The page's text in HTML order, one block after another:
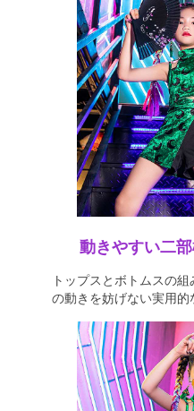
動きやすい二
トップスとボトムスの
の動きを妨げない実用的